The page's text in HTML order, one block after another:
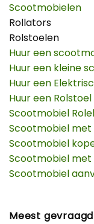
Scootmobielen
Rollators
Rolstoelen
Huur een
Huur een kleine
Huur een
Huur een Rolstoel
Scootmobiel
Scootmobiel
Scootmobiel
Scootmobiel met
Scootmobiel
Meest gevraagd